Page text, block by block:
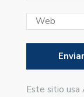
Este sitio usa